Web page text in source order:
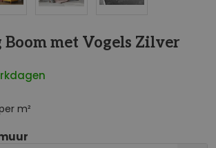
Boom met Vogels Zilver
m²